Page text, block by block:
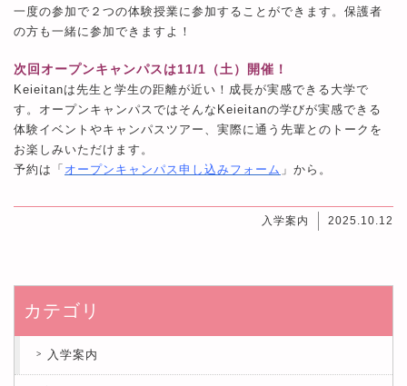
一度の参加で２つの体験授業に参加することができます。保護者
の方も一緒に参加できますよ！
次回オープンキャンパスは11/1（土） 開催！
Keieitanは先生と学生の距離が近い！成長が実感できる大学で
す。オープンキャンパスではそんなKeieitanの学びが実感できる
体験イベントやキャンパスツアー、実際に通う先輩とのトークを
お楽しみいただけます。
予約は「 オープンキャンパス申し込みフォーム 」から。
入学案内 2025.10.12
カテゴリ
入学案内